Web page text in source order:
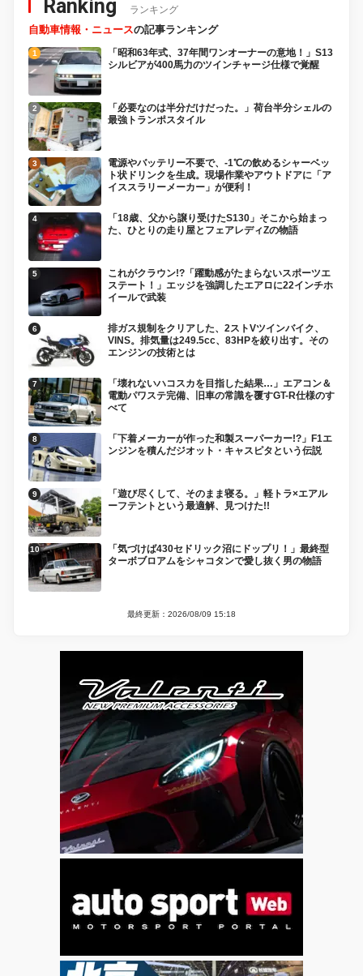
Ranking ランキング
自動車情報・ニュースの記事ランキング
「昭和63年式、37年間ワンオーナーの意地！」S13
シルビアが400馬力のツインチャージ仕様で覚醒
「必要なのは半分だけだった。」荷台半分シェルの
最強トランポスタイル
電源やバッテリー不要で、-1℃の飲めるシャーベッ
ト状ドリンクを生成。現場作業やアウトドアに「ア
イススラリーメーカー」が便利！
「18歳、父から譲り受けたS130」そこから始まっ
た、ひとりの走り屋とフェアレディZの物語
これがクラウン!?「躍動感がたまらないスポーツエ
ステート！」エッジを強調したエアロに22インチホ
イールで武装
排ガス規制をクリアした、2ストVツインバイク、
VINS。排気量は249.5cc、83HPを絞り出す。その
エンジンの技術とは
「壊れないハコスカを目指した結果…」エアコン＆
電動パワステ完備、旧車の常識を覆すGT-R仕様のす
べて
「下着メーカーが作った和製スーパーカー!?」F1エ
ンジンを積んだジオット・キャスピタという伝説
「遊び尽くして、そのまま寝る。」軽トラ×エアル
ーフテントという最適解、見つけた!!
「気づけば430セドリック沼にドップリ！」最終型
ターボブロアムをシャコタンで愛し抜く男の物語
最終更新：2026/08/09 15:18